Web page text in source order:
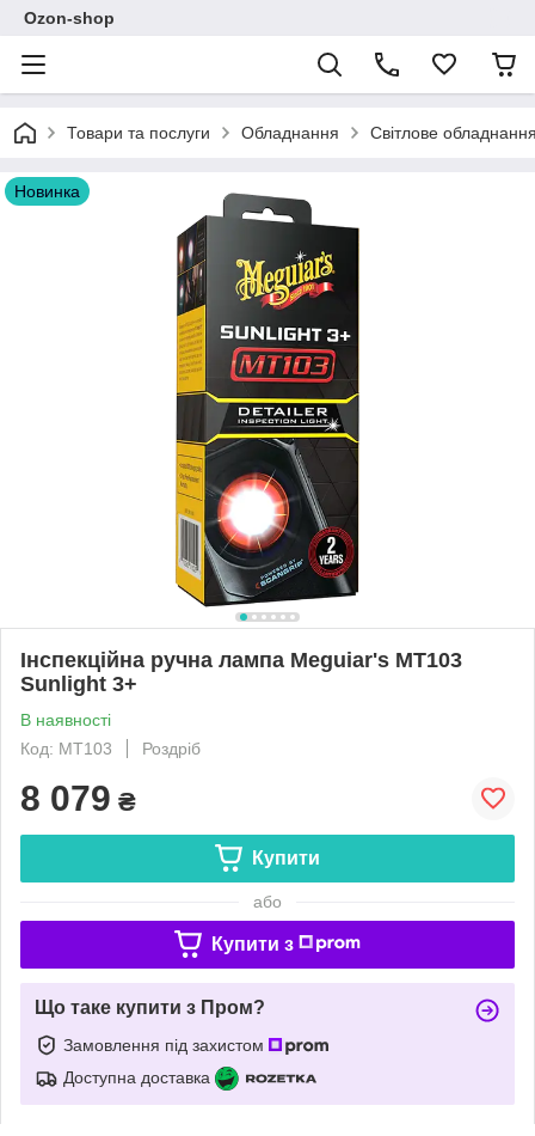
Ozon-shop
Товари та послуги Обладнання Світлове
Новинка
Інспекційна ручна лампа Meguiar's MT103
Sunlight 3+
В наявності
Код: MT103
Роздріб
8 079 ₴
Купити
або
Купити з
Що таке купити з Пром?
Замовлення під захистом
Доступна доставка